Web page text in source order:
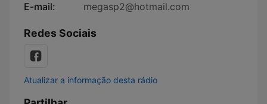
E-mail:
megasp2@hotmail.com
Redes Sociais
Atualizar a informação desta rádio